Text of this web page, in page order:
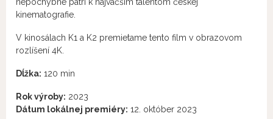
kinematografie.
V kinosálach K1 a K2 premietame tento film v obrazovom
rozlíšení 4K.
Dĺžka: 120 min
Rok výroby: 2023
Dátum lokálnej premiéry: 12. október 2023